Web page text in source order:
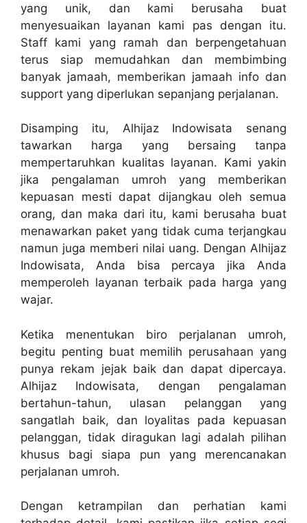
yang unik, dan kami berusaha buat
menyesuaikan layanan kami pas dengan itu.
Staff kami yang ramah dan berpengetahuan
terus siap memudahkan dan membimbing
banyak jamaah, memberikan jamaah info dan
support yang diperlukan sepanjang perjalanan.
Disamping itu, Alhijaz Indowisata senang
tawarkan harga yang bersaing tanpa
mempertaruhkan kualitas layanan. Kami yakin
jika pengalaman umroh yang memberikan
kepuasan mesti dapat dijangkau oleh semua
orang, dan maka dari itu, kami berusaha buat
menawarkan paket yang tidak cuma terjangkau
namun juga memberi nilai uang. Dengan Alhijaz
Indowisata, Anda bisa percaya jika Anda
memperoleh layanan terbaik pada harga yang
wajar.
Ketika menentukan biro perjalanan umroh,
begitu penting buat memilih perusahaan yang
punya rekam jejak baik dan dapat dipercaya.
Alhijaz Indowisata, dengan pengalaman
bertahun-tahun, ulasan pelanggan yang
sangatlah baik, dan loyalitas pada kepuasan
pelanggan, tidak diragukan lagi adalah pilihan
khusus bagi siapa pun yang merencanakan
perjalanan umroh.
Dengan ketrampilan dan perhatian kami